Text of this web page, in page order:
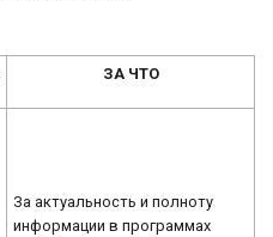
ЗА ЧТО
За актуальность и полноту
информации в программах